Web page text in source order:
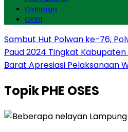
Olahraga
OPINI
Sambut Hut Polwan ke-76,
Paud 2024 Tingkat
Barat Apresiasi Pelaksanaan
TopikPHE OSES